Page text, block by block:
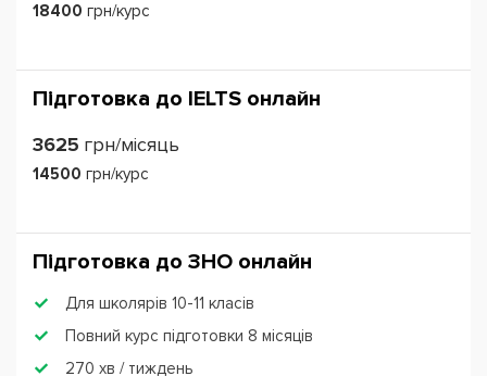
18400 грн/курс
Підготовка до IЕLTS онлайн
3625 грн/місяць
14500 грн/курс
Підготовка до ЗНО онлайн
Для школярів 10-11 класів
Повний курс підготовки 8 місяців
270 хв / тиждень